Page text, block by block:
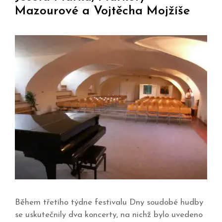
Mazourové a Vojtěcha Mojžíše
Během třetího týdne festivalu Dny soudobé hudby
se uskutečnily dva koncerty, na nichž bylo uvedeno